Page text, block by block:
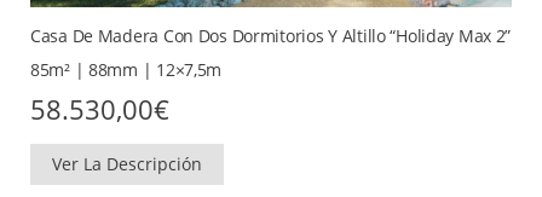
Casa De Madera Con Dos Dormitorios Y Altillo “Holiday Max 2”
85m² | 88mm | 12×7,5m
58.530,00€
Ver La Descripción